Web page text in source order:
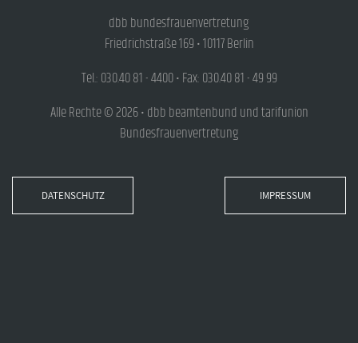
dbb bundesfrauenvertretung
Friedrichstraße 169 • 10117 Berlin
Tel.: 030.40 81 - 4400 • Fax: 030.40 81 - 49 99
Alle Rechte © 2026 • dbb beamtenbund und tarifunion
Bundesfrauenvertretung
DATENSCHUTZ IMPRESSUM